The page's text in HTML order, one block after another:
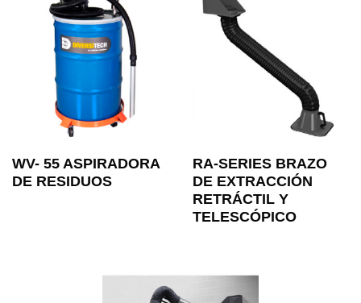
WV- 55 ASPIRADORA
DE RESIDUOS
RA-SERIES BRAZO
DE EXTRACCIÓN
RETRÁCTIL Y
TELESCÓPICO